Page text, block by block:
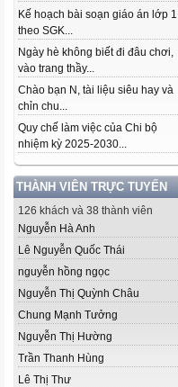
Kế hoạch bài soạn giáo án lớp 1
theo SGK...
Ngày hè không biết đi đâu chơi,
vào trang thầy...
Chào bạn N, tài liệu siêu hay và
chỉn chu...
Quy chế làm việc của Chi bộ
nhiệm kỳ 2025-2030...
THÀNH VIÊN TRỰC TUYẾN
126 khách và 38 thành viên
Nguyễn Hà Anh
Lê Nguyễn Quốc Thái
nguyễn hồng ngọc
Nguyễn Thị Quỳnh Châu
Chung Mạnh Tưởng
Nguyễn Thị Hường
Trần Thanh Hùng
Lê Thị Thư